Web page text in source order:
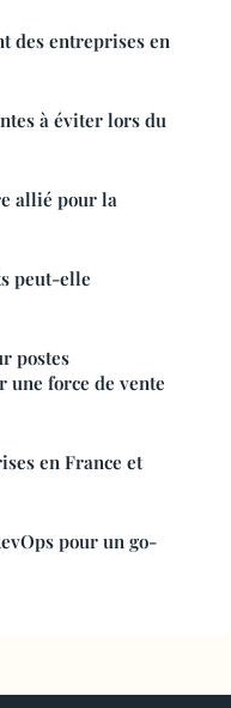
des entreprises en
à éviter lors du
allié pour la
peut-elle
postes
une force de vente
en France et
pour un go-